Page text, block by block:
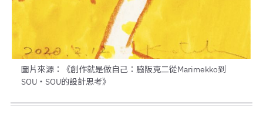
圖片來源：《創作就是做自己：脇阪克二從Marimekko到
SOU・SOU的設計思考》